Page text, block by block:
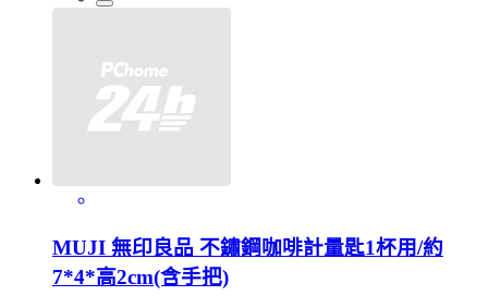
MUJI 無印良品 不鏽鋼咖啡計量匙1杯用/約
7*4*高2cm(含手把)